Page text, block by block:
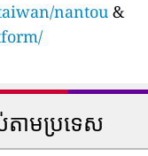
nantou &
ាមប្រទេស